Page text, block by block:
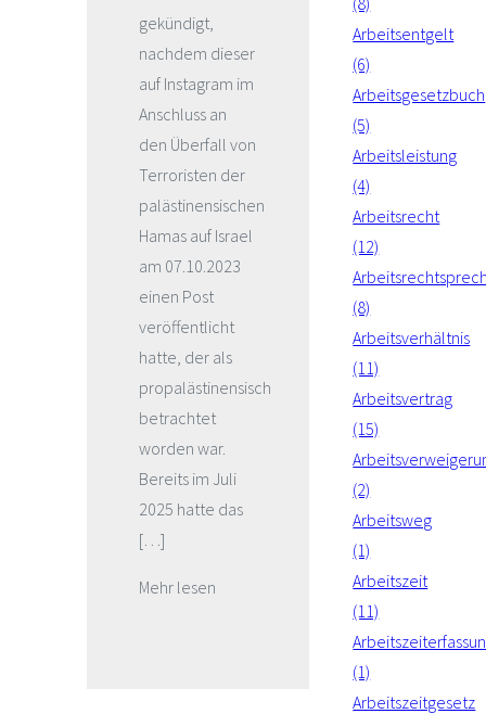
gekündigt,
nachdem dieser
auf Instagram im
Anschluss an
den Überfall von
Terroristen der
palästinensischen
Hamas auf Israel
am 07.10.2023
einen Post
veröffentlicht
hatte, der als
propalästinensisch
betrachtet
worden war.
Bereits im Juli
2025 hatte das
[…]
Mehr lesen
Arbeitsentgelt
(6)
Arbeitsgesetzbuch
(5)
Arbeitsleistung
(4)
Arbeitsrecht
(12)
(8)
Arbeitsverhältnis
(11)
Arbeitsvertrag
(15)
(2)
Arbeitsweg
(1)
Arbeitszeit
(11)
(1)
Arbeitszeitgesetz